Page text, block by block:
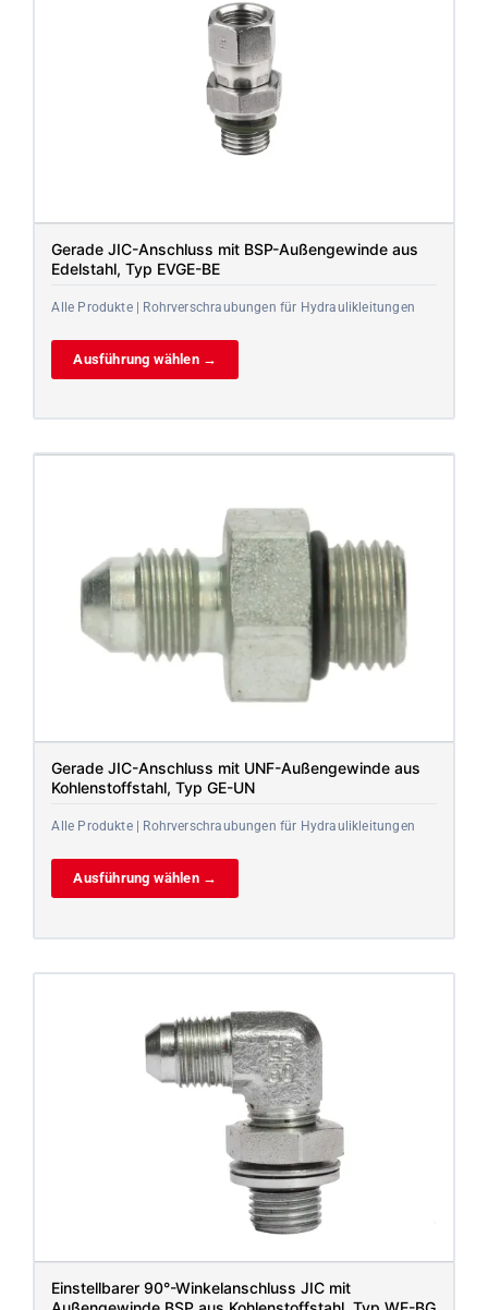
Gerade JIC-Anschluss mit BSP-Außengewinde aus
Edelstahl, Typ EVGE-BE
Alle Produkte | Rohrverschraubungen für Hydraulikleitungen
Ausführung wählen →
Gerade JIC-Anschluss mit UNF-Außengewinde aus
Kohlenstoffstahl, Typ GE-UN
Alle Produkte | Rohrverschraubungen für Hydraulikleitungen
Ausführung wählen →
Einstellbarer 90°-Winkelanschluss JIC mit